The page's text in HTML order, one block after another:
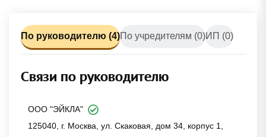
По руководителю (4)По учредителям (0)ИП (0)
Связи по руководителю
ООО "ЭЙКЛА"
125040, г. Москва, ул. Скаковая, дом 34, корпус 1,